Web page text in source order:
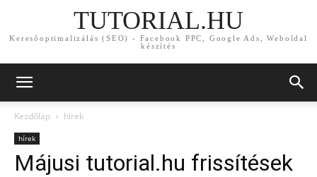
TUTORIAL.HU
Keresőoptimalizálás (SEO) - Facebook PPC, Google Ads, Weboldal
készítés
Kezdőlap hírek
hírek
Májusi tutorial.hu frissítések